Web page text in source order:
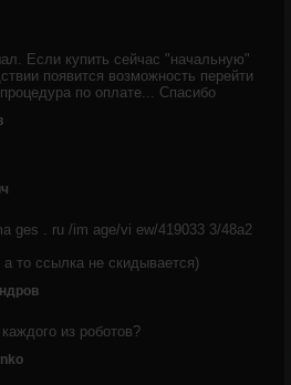
Если купить сейчас "начальную"
появится возможность перейти
по оплате... Спасибо
ges . ru /im age/vi ew/419033 3/48a2
то ссылка не скидывается)
из роботов?